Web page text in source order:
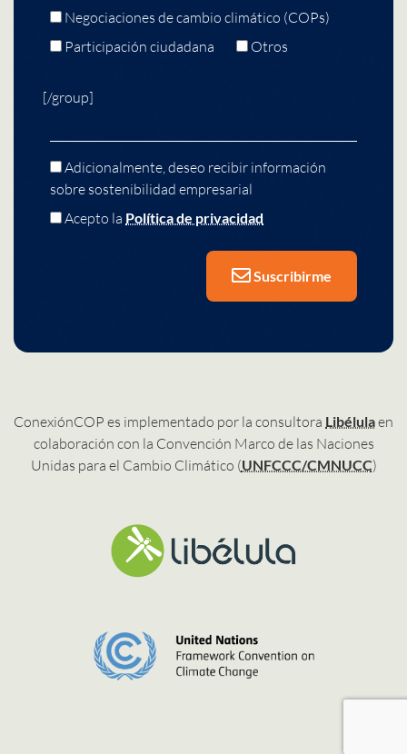
Negociaciones de cambio climático (COPs)
Participación ciudadana
Otros
[/group]
Adicionalmente, deseo recibir información
sobre sostenibilidad empresarial
Acepto la Política de privacidad
Suscribirme
ConexiónCOP es implementado por la consultora Libélulaen
colaboración con la Convención Marco de las Naciones
Unidas para el Cambio Climático (UNFCCC/CMNUCC)